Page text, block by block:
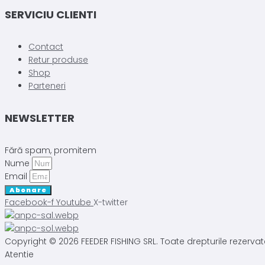
SERVICIU CLIENTI
Contact
Retur produse
Shop
Parteneri
NEWSLETTER
Fără spam, promitem
Nume
Email
Abonare
Facebook-f Youtube X-twitter
Copyright © 2026 FEEDER FISHING SRL. Toate drepturile
Atentie